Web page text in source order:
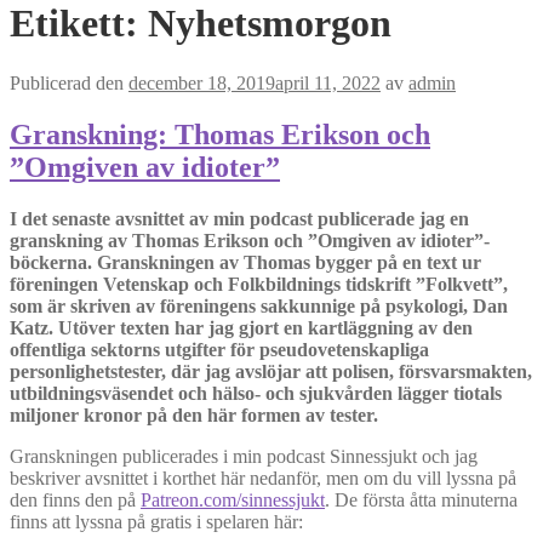
Etikett: Nyhetsmorgon
Publicerad den december 18, 2019april 11, 2022 av admin
Granskning: Thomas Erikson och
”Omgiven av idioter”
I det senaste avsnittet av min podcast publicerade jag en
granskning av Thomas Erikson och ”Omgiven av idioter”-
böckerna. Granskningen av Thomas bygger på en text ur
föreningen Vetenskap och Folkbildnings tidskrift ”Folkvett”,
som är skriven av föreningens sakkunnige på psykologi, Dan
Katz. Utöver texten har jag gjort en kartläggning av den
offentliga sektorns utgifter för pseudovetenskapliga
personlighetstester, där jag avslöjar att polisen, försvarsmakten,
utbildningsväsendet och hälso- och sjukvården lägger tiotals
miljoner kronor på den här formen av tester.
Granskningen publicerades i min podcast Sinnessjukt och jag
beskriver avsnittet i korthet här nedanför, men om du vill lyssna på
den finns den på Patreon.com/sinnessjukt. De första åtta minuterna
finns att lyssna på gratis i spelaren här: